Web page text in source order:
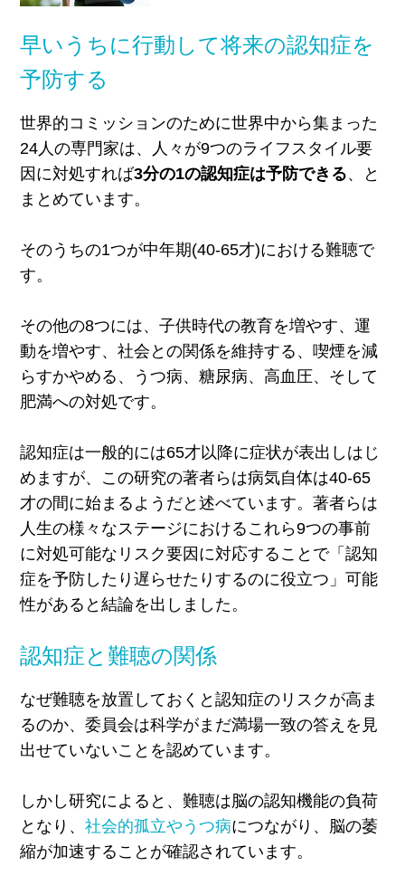
早いうちに行動して将来の認知症を
予防する
世界的コミッションのために世界中から集まった
24人の専門家は、人々が9つのライフスタイル要
因に対処すれば3分の1の認知症は予防できる、と
まとめています。
そのうちの1つが中年期(40-65才)における難聴で
す。
その他の8つには、子供時代の教育を増やす、運
動を増やす、社会との関係を維持する、喫煙を減
らすかやめる、うつ病、糖尿病、高血圧、そして
肥満への対処です。
認知症は一般的には65才以降に症状が表出しはじ
めますが、この研究の著者らは病気自体は40-65
才の間に始まるようだと述べています。著者らは
人生の様々なステージにおけるこれら9つの事前
に対処可能なリスク要因に対応することで「認知
症を予防したり遅らせたりするのに役立つ」可能
性があると結論を出しました。
認知症と難聴の関係
なぜ難聴を放置しておくと認知症のリスクが高ま
るのか、委員会は科学がまだ満場一致の答えを見
出せていないことを認めています。
しかし研究によると、難聴は脳の認知機能の負荷
となり、 社会的孤立やうつ病につながり、脳の萎
縮が加速することが確認されています。